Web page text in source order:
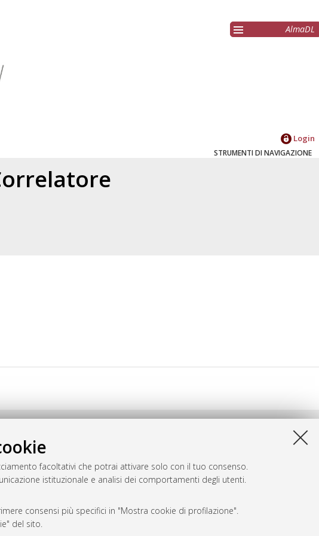
facoltativi che potrai attivare solo con il tuo consenso.
istituzionale e analisi dei comportamenti degli utenti.
consensi più specifici in "Mostra cookie di profilazione".
del sito.
AlmaDL
Login
STRUMENTI DI NAVIGAZIONE